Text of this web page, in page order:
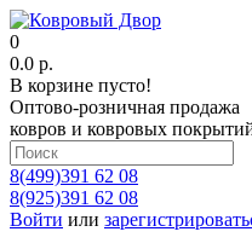
0
0.0 р.
В корзине пусто!
Оптово-розничная продажа
ковров и ковровых
8(499)391 62 08
8(925)391 62 08
Войти или